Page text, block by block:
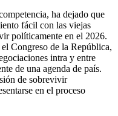
ha dejado que
fácil con las viejas
políticamente en el 2026.
Congreso de la República,
intra y entre
de una agenda de país.
de sobrevivir
en el proceso